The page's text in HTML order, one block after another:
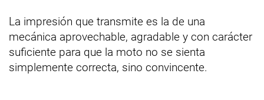
La impresión que transmite es la de una
mecánica aprovechable, agradable y con carácter
suficiente para que la moto no se sienta
simplemente correcta, sino convincente.